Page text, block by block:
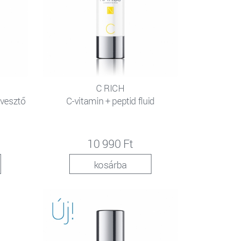
C RICH
C-vitamin + peptid fluid
10 990 Ft
kosárba